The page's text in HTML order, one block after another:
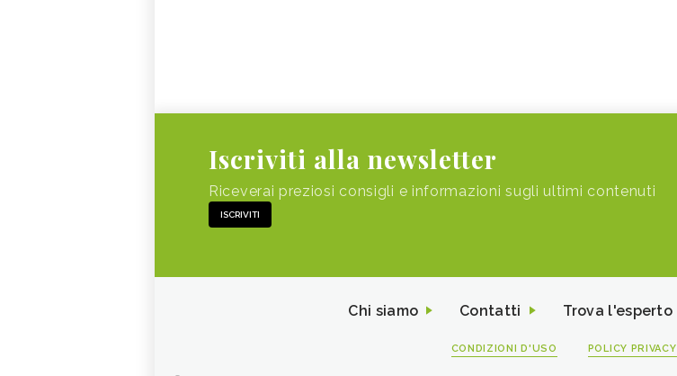
Iscriviti alla newsletter
Riceverai preziosi consigli e informazioni sugli ultimi contenuti
ISCRIVITI
Chi siamo Contatti Trova l'esperto
CONDIZIONI D'USO POLICY PRIVACY